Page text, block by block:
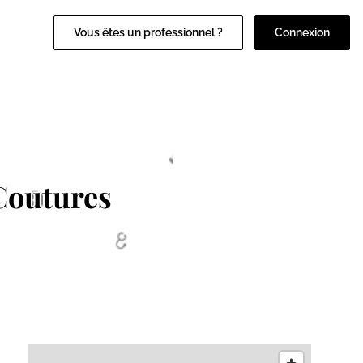
Vous êtes un professionnel ? Connexion